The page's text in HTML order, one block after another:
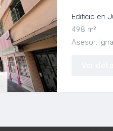
Edificio en
498 m²
Asesor: